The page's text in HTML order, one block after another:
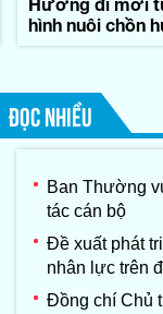
hình nuôi chồn
ĐỌC NHIỀU
Ban Thường
tác cán bộ
Đề xuất phát
nhân lực trên
Đồng chí Chủ